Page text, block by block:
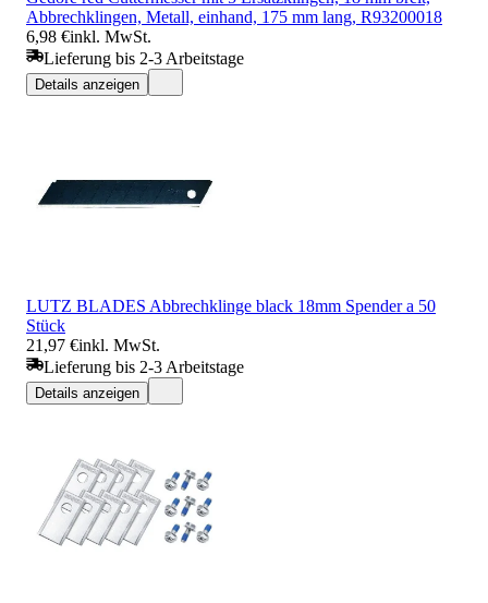
Abbrechklingen, Metall, einhand, 175 mm lang, R93200018
6,98 €inkl. MwSt.
Lieferung bis 2-3 Arbeitstage
Details anzeigen
LUTZ BLADES Abbrechklinge black 18mm Spender a 50
Stück
21,97 €inkl. MwSt.
Lieferung bis 2-3 Arbeitstage
Details anzeigen